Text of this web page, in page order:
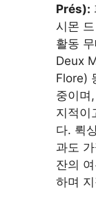
Prés):
시몬
활동
Deux
Flore)
중이며
지적이
다. 뤽
과도
잔의
하며